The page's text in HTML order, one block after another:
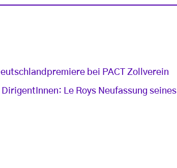
bei PACT Zollverein
Le Roys Neufassung seines